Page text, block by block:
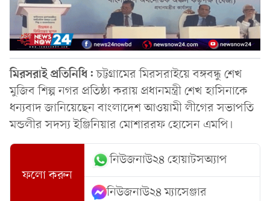
মিরসরাই প্রতিনিধি:চট্টগ্রামের মিরসরাইয়ে বঙ্গবন্ধু শেখ
মুজিব শিল্প নগর প্রতিষ্ঠা করায় প্রধানমন্ত্রী শেখ হাসিনাকে
ধন্যবাদ জানিয়েছেন বাংলাদেশ আওয়ামী লীগের সভাপতি
মন্ডলীর সদস্য ইঞ্জিনিয়ার মোশাররফ হোসেন এমপি।
ফলো করুন
নিউজনাউ২৪ হোয়াটসঅ্যাপ
নিউজনাউ২৪ ম্যাসেঞ্জার